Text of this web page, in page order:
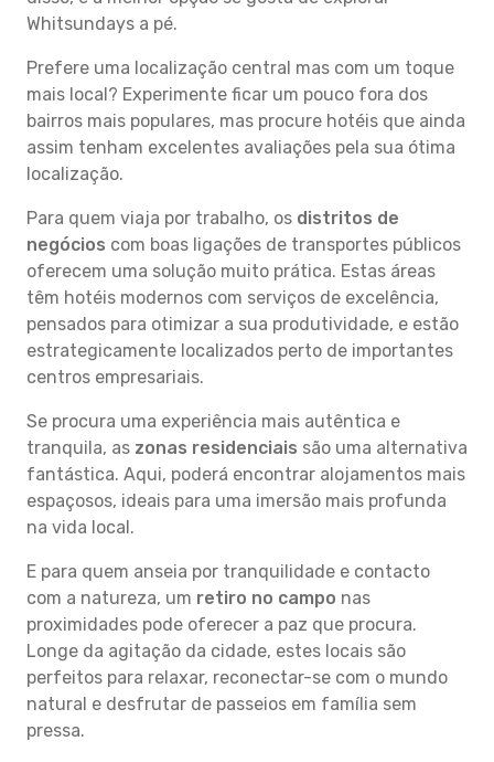
Whitsundays a pé.
Prefere uma localização central mas com um toque
mais local? Experimente ficar um pouco fora dos
bairros mais populares, mas procure hotéis que ainda
assim tenham excelentes avaliações pela sua ótima
localização.
Para quem viaja por trabalho, os distritos de
negócios com boas ligações de transportes públicos
oferecem uma solução muito prática. Estas áreas
têm hotéis modernos com serviços de excelência,
pensados para otimizar a sua produtividade, e estão
estrategicamente localizados perto de importantes
centros empresariais.
Se procura uma experiência mais autêntica e
tranquila, as zonas residenciais são uma alternativa
fantástica. Aqui, poderá encontrar alojamentos mais
espaçosos, ideais para uma imersão mais profunda
na vida local.
E para quem anseia por tranquilidade e contacto
com a natureza, um retiro no campo nas
proximidades pode oferecer a paz que procura.
Longe da agitação da cidade, estes locais são
perfeitos para relaxar, reconectar-se com o mundo
natural e desfrutar de passeios em família sem
pressa.